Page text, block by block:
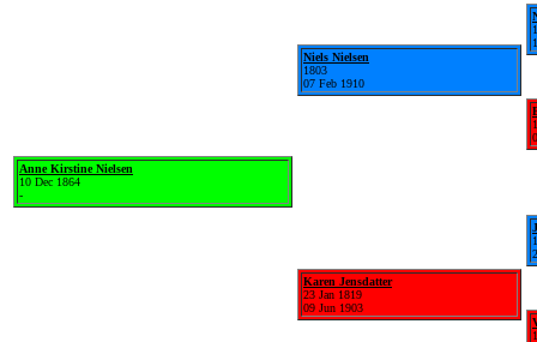
Anne Kirstine Nielsen
10 Dec 1864
-
Niels Nielsen
1803
07 Feb 1910
Karen Jensdatter
23 Jan 1819
09 Jun 1903